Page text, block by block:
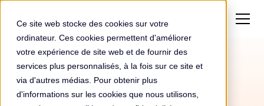
Ce site web stocke des cookies sur votre
ordinateur. Ces cookies permettent d'améliorer
votre expérience de site web et de fournir des
services plus personnalisés, à la fois sur ce site et
via d'autres médias. Pour obtenir plus
d'informations sur les cookies que nous utilisons,
Amende de 4900000€